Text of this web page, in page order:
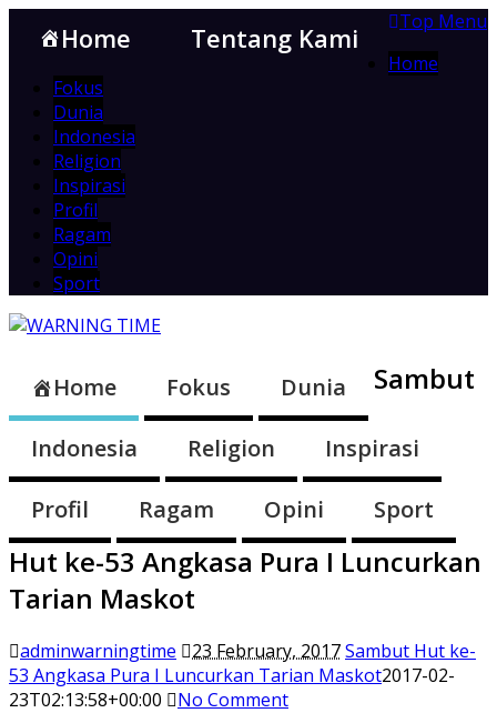
Home Tentang Kami
Top Menu
Home
Fokus
Dunia
Indonesia
Religion
Inspirasi
Profil
Ragam
Opini
Sport
Home Fokus Dunia
Indonesia Religion Inspirasi
Profil Ragam Opini Sport
Sambut
Hut ke-53 Angkasa Pura I Luncurkan
Tarian Maskot
adminwarningtime 23 February, 2017Sambut Hut ke-
53 Angkasa Pura I Luncurkan Tarian Maskot2017-02-
23T02:13:58+00:00
No Comment